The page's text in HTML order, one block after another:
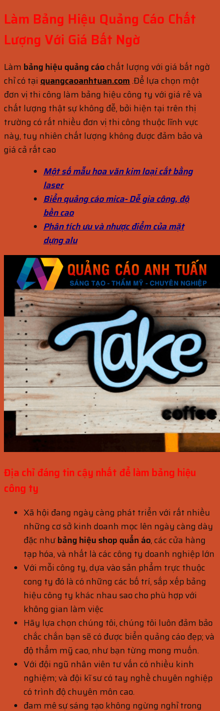
Làm Bảng Hiệu Quảng Cáo Chất
Lượng Với Giá Bất Ngờ
Làm bảng hiệu quảng cáochất lượng với giá bất ngờ
chỉ có tại quangcaoanhtuan.com.Để lựa chọn một
đơn vị thi công làm bảng hiệu công ty với giá rẻ và
chất lượng thật sự không đễ, bởi hiện tại trên thị
trường có rất nhiều đơn vị thi công thuộc lĩnh vực
này, tuy nhiên chất lượng không được đảm bảo và
giá cả rất cao
Một số mẫu hoa văn kim loại cắt bằng
laser
Biển quảng cáo mica- Dễ gia công, độ
bền cao
Phân tích ưu và nhược điểm của mặt
dựng alu
Địa chỉ đáng tin cậy nhất để làm bảng hiệu
công ty
Xã hội đang ngày càng phát triển với rất nhiều
những cơ sở kinh doanh mọc lên ngày càng dày
đặc nhưbảng hiệu shop quẩn áo, các cửa hàng
tạp hóa, và nhất là các công ty doanh nghiệp lớn
Với mỗi công ty, dựa vào sản phẩm trực thuộc
cong ty đó là có những các bố trí, sắp xếp bảng
hiệu công ty khác nhau sao cho phù hợp với
không gian làm việc
Hãy lựa chọn chúng tôi, chúng tôi luôn đảm bảo
chắc chắn bạn sẽ có được biển quảng cáo đẹp; và
độ thẩm mỹ cao, như bạn từng mong muốn.
Với đội ngũ nhân viên tư vấn có nhiều kinh
nghiệm; và đội kĩ sư có tay nghề chuyên nghiệp
có trình độ chuyên môn cao.
đam mê sự sáng tạo không ngừng nghỉ trong